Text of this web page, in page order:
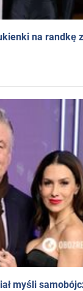
na randkę
myśli